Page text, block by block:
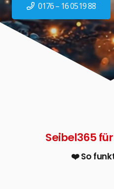
0176 – 16 0519 88
Seibel365
❤️ So